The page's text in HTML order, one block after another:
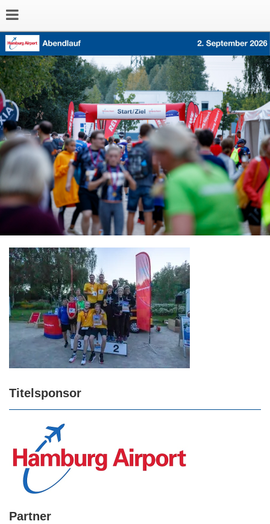
Titelsponsor
Partner